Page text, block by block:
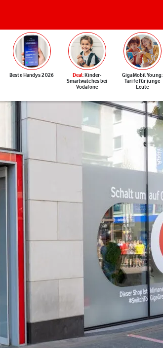
Beste Handys 2026 Deal: Kinder-
Smartwatches bei
Vodafone
GigaMobil Young:
Tarife für junge
Leute